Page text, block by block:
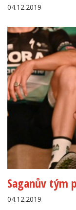
04.12.2019
Saganův tým
04.12.2019